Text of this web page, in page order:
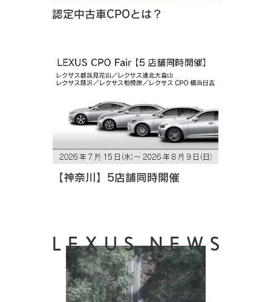
認定中古車CPOとは？
【神奈川】5店舗同時開催
LEXUS NEWS